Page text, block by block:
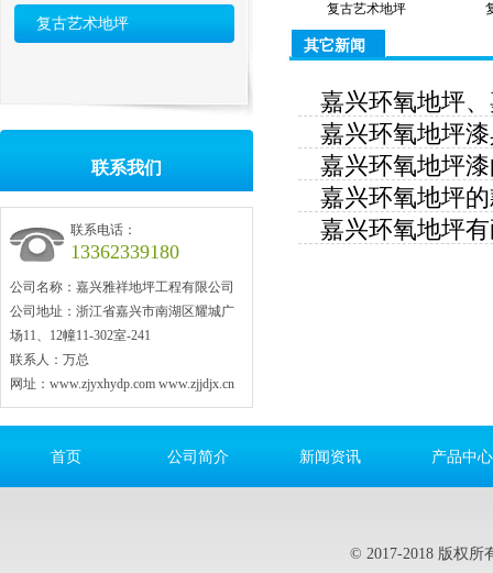
复古艺术地坪
联系我们
联系电话：
13362339180
公司名称：嘉兴雅祥地坪工程有限公司
公司地址：浙江省嘉兴市南湖区耀城广
场11、12幢11-302室-241
联系人：万总
网址：www.zjyxhydp.com www.zjjdjx.cn
复古艺术地坪
其它新闻
嘉兴环氧地坪
嘉兴环氧地坪
嘉兴环氧地坪
嘉兴环氧地坪
嘉兴环氧地坪
首页 公司简介 新闻资讯 产品中心
© 2017-2018 版权所